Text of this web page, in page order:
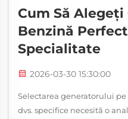
Cum Să
Benzină
Specialitate
2026-03-30 15:30:00
Selectarea generatorului
dvs. specifice necesită o